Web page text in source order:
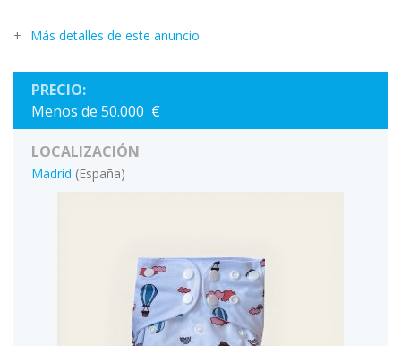
Más detalles de este anuncio
PRECIO:
Menos de 50.000 €
LOCALIZACIÓN
Madrid (España)